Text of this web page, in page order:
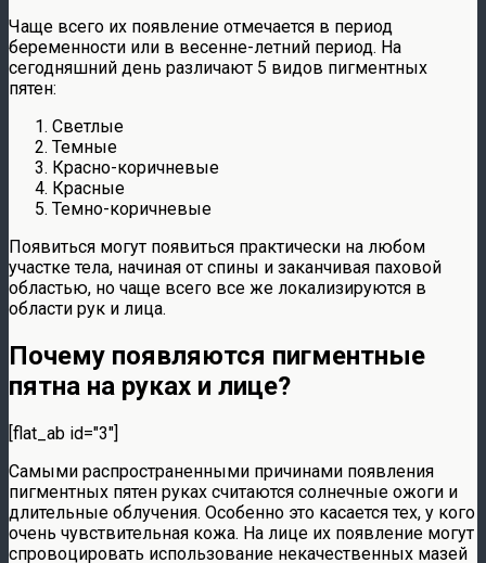
Чаще всего их появление отмечается в период
беременности или в весенне-летний период. На
сегодняшний день различают 5 видов пигментных
пятен:
Светлые
Темные
Красно-коричневые
Красные
Темно-коричневые
Появиться могут появиться практически на любом
участке тела, начиная от спины и заканчивая паховой
областью, но чаще всего все же локализируются в
области рук и лица.
Почему появляются пигментные
пятна на руках и лице?
[flat_ab id="3"]
Самыми распространенными причинами появления
пигментных пятен руках считаются солнечные ожоги и
длительные облучения. Особенно это касается тех, у кого
очень чувствительная кожа. На лице их появление могут
спровоцировать использование некачественных мазей